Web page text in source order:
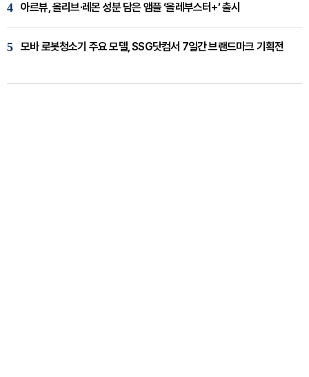
4 아르뷰, 올리브·레몬 성분 담은 앰플 ‘올레부스터+’ 출시
5 모바 로봇청소기 주요 모델, SSG닷컴서 7일간 브랜드마크 기획전